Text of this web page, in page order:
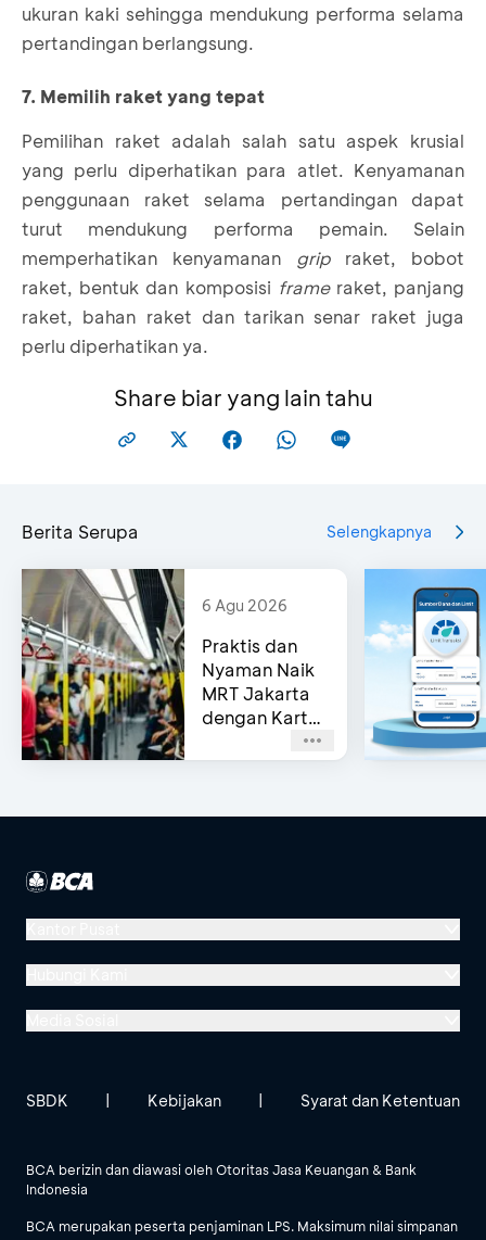
ukuran kaki sehingga mendukung performa selama
pertandingan berlangsung.
7. Memilih raket yang tepat
Pemilihan raket adalah salah satu aspek krusial
yang perlu diperhatikan para atlet. Kenyamanan
penggunaan raket selama pertandingan dapat
turut mendukung performa pemain. Selain
memperhatikan kenyamanan
gripraket, bobot
raket, bentuk dan komposisi frameraket, panjang
raket, bahan raket dan tarikan senar raket juga
perlu diperhatikan ya.
Share biar yang lain tahu
Berita Serupa Selengkapnya
6 Agu 2026
Praktis dan
Nyaman Naik
MRT Jakarta
dengan Kartu
Menara BCA, Grand Indonesia
Jl. MH Thamrin No. 1
Lihat Semua Media Sosial
BCA berizin dan diawasi oleh Otoritas Jasa Keuangan & Bank
Indonesia
BCA merupakan peserta penjaminan LPS. Maksimum nilai simpanan
SBDK | Kebijakan | Syarat dan Ketentuan